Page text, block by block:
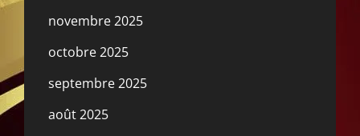
novembre 2025
octobre 2025
septembre 2025
août 2025